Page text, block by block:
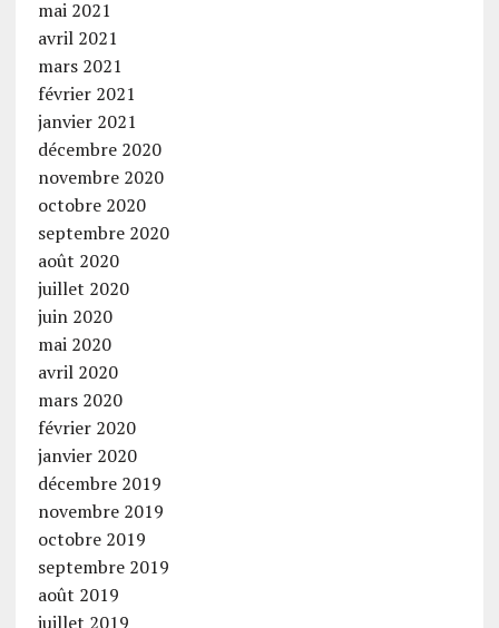
mai 2021
avril 2021
mars 2021
février 2021
janvier 2021
décembre 2020
novembre 2020
octobre 2020
septembre 2020
août 2020
juillet 2020
juin 2020
mai 2020
avril 2020
mars 2020
février 2020
janvier 2020
décembre 2019
novembre 2019
octobre 2019
septembre 2019
août 2019
juillet 2019